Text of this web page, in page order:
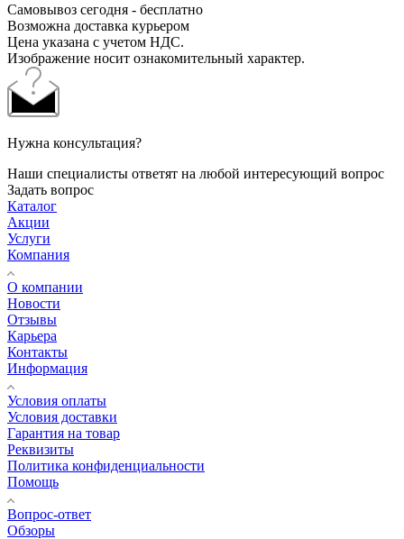
Самовывоз сегодня - бесплатно
Возможна доставка курьером
Цена указана с учетом НДС.
Изображение носит ознакомительный характер.
Нужна консультация?
Наши специалисты ответят на любой интересующий вопрос
Задать вопрос
Каталог
Акции
Услуги
Компания
О компании
Новости
Отзывы
Карьера
Контакты
Информация
Условия оплаты
Условия доставки
Гарантия на товар
Реквизиты
Политика конфиденциальности
Помощь
Вопрос-ответ
Обзоры